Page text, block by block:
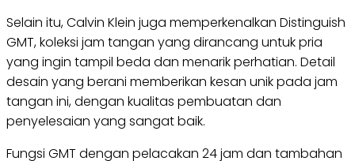
Selain itu, Calvin Klein juga memperkenalkan Distinguish
GMT, koleksi jam tangan yang dirancang untuk pria
yang ingin tampil beda dan menarik perhatian. Detail
desain yang berani memberikan kesan unik pada jam
tangan ini, dengan kualitas pembuatan dan
penyelesaian yang sangat baik.
Fungsi GMT dengan pelacakan 24 jam dan tambahan